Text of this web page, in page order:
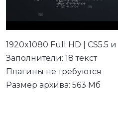
1920x1080 Full HD | CS5.5
Заполнители: 18 текст
Плагины не требуются
Размер архива: 563 Мб